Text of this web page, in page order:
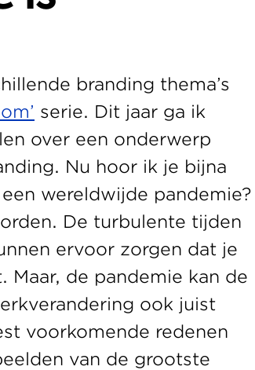
branding thema’s
serie. Dit jaar ga ik
over een onderwerp
Nu hoor ik je bijna
wereldwijde pandemie?
De turbulente tijden
ervoor zorgen dat je
de pandemie kan de
ook juist
voorkomende redenen
van de grootste